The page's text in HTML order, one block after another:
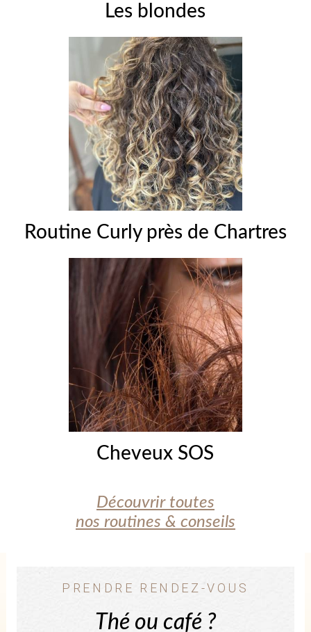
Les blondes
Routine Curly près de Chartres
Cheveux SOS
Découvrir toutes
nos routines & conseils
PRENDRE RENDEZ-VOUS
Thé ou café ?